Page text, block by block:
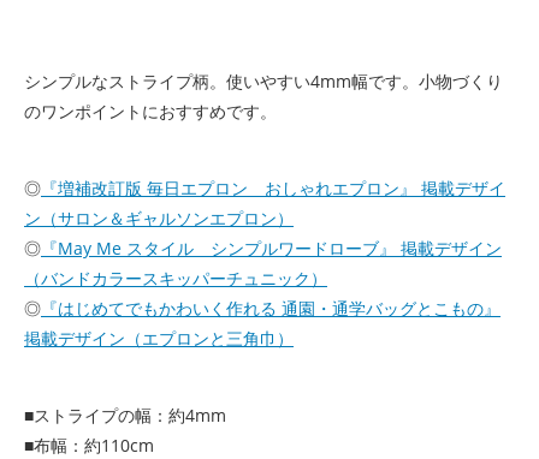
シンプルなストライプ柄。使いやすい4mm幅です。小物づくり
のワンポイントにおすすめです。
◎ 『増補改訂版 毎日エプロン おしゃれエプロン』 掲載デザイ
ン（サロン＆ギャルソンエプロン）
◎ 『May Me スタイル シンプルワードローブ』 掲載デザイン
（バンドカラースキッパーチュニック）
◎ 『はじめてでもかわいく作れる 通園・通学バッグとこもの』
掲載デザイン（エプロンと三角巾）
■ストライプの幅：約4mm
■布幅：約110cm